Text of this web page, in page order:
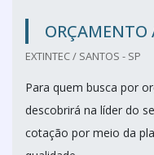
ORÇAMENTO
EXTINTEC / SANTOS - SP
Para quem busca por
descobrirá na líder do
cotação por meio da